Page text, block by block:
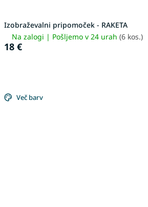
Izobraževalni pripomoček - RAKETA
Na zalogi | Pošljemo v 24 urah (6 kos.)
18 €
Več barv